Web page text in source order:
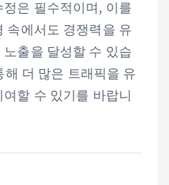
은 필수적이며, 이를
속에서도 경쟁력을 유
출을 달성할 수 있습
해 더 많은 트래픽을 유
할 수 있기를 바랍니